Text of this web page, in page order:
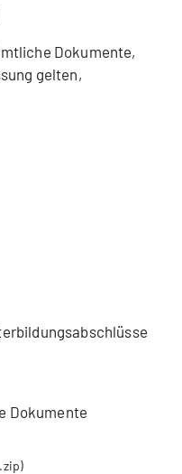
Dokumente,
gelten,
Dokumente